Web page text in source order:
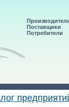
Поставщики
Потребители